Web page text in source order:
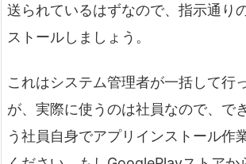
送られているはずなので、指示通り
ストールしましょう。
これはシステム管理者が一括して行
が、実際に使うのは社員なので、で
う社員自身でアプリインストール作